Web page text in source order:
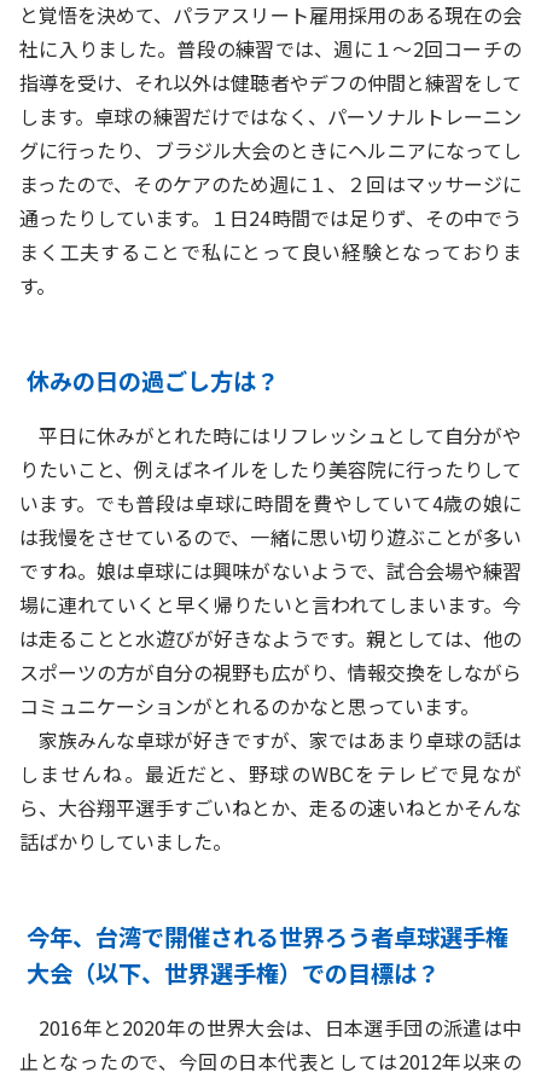
と覚悟を決めて、パラアスリート雇用採用のある現在の会
社に入りました。普段の練習では、週に１〜2回コーチの
指導を受け、それ以外は健聴者やデフの仲間と練習をして
します。卓球の練習だけではなく、パーソナルトレーニン
グに行ったり、ブラジル大会のときにヘルニアになってし
まったので、そのケアのため週に１、２回はマッサージに
通ったりしています。１日24時間では足りず、その中でう
まく工夫することで私にとって良い経験となっておりま
す。
休みの日の過ごし方は？
平日に休みがとれた時にはリフレッシュとして自分がや
りたいこと、例えばネイルをしたり美容院に行ったりして
います。でも普段は卓球に時間を費やしていて4歳の娘に
は我慢をさせているので、一緒に思い切り遊ぶことが多い
ですね。娘は卓球には興味がないようで、試合会場や練習
場に連れていくと早く帰りたいと言われてしまいます。今
は走ることと水遊びが好きなようです。親としては、他の
スポーツの方が自分の視野も広がり、情報交換をしながら
コミュニケーションがとれるのかなと思っています。
家族みんな卓球が好きですが、家ではあまり卓球の話は
しませんね。最近だと、野球のWBCをテレビで見なが
ら、大谷翔平選手すごいねとか、走るの速いねとかそんな
話ばかりしていました。
今年、台湾で開催される世界ろう者卓球選手権
大会（以下、世界選手権）での目標は？
2016年と2020年の世界大会は、日本選手団の派遣は中
止となったので、今回の日本代表としては2012年以来の